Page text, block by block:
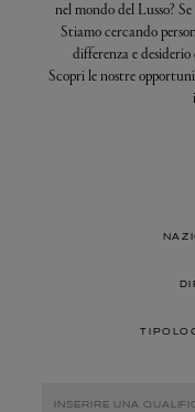
nel mondo del Lusso?
Stiamo cercando
differenza e
Scopri le nostre